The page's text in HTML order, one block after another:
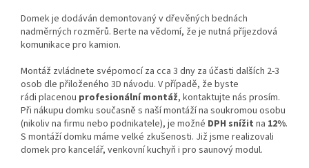
Domek je dodáván demontovaný v dřevěných bednách
nadměrných rozměrů. Berte na vědomí, že je nutná příjezdová
komunikace pro kamion.
Montáž zvládnete svépomocí za cca 3 dny za účasti dalších 2-3
osob dle přiloženého 3D návodu. V případě, že byste
rádi placenou profesionální montáž, kontaktujte nás prosím.
Při nákupu domku současně s naší montáží na soukromou osobu
(nikoliv na firmu nebo podnikatele), je možné DPH snížit na 12%.
S montáží domku máme velké zkušenosti. Již jsme realizovali
domek pro kancelář, venkovní kuchyň i pro saunový modul.